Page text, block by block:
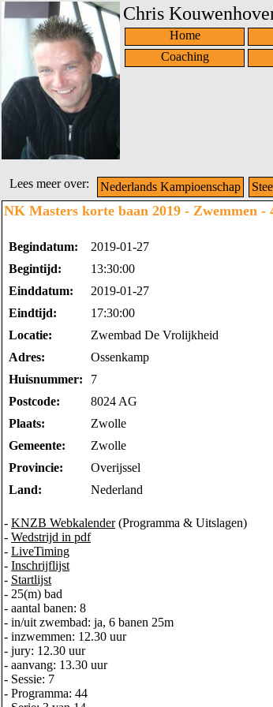
Chris
Home
Coaching
Lees meer over: Nederlands Kampioenschap
NK Masters korte baan 2019 - Zwemmen -
Begindatum:
2019-01-27
Begintijd:
13:30:00
Einddatum:
2019-01-27
Eindtijd:
17:30:00
Locatie:
Zwembad De Vrolijkheid
Adres:
Ossenkamp
Huisnummer:
7
Postcode:
8024 AG
Plaats:
Zwolle
Gemeente:
Zwolle
Provincie:
Overijssel
Land:
Nederland
- KNZB Webkalender(Programma & Uitslagen)
- Wedstrijd in pdf
- LiveTiming
- Inschrijflijst
- Startlijst
- 25(m) bad
- aantal banen: 8
- in/uit zwembad: ja, 6 banen 25m
- inzwemmen: 12.30 uur
- jury: 12.30 uur
- aanvang: 13.30 uur
- Sessie: 7
- Programma: 44